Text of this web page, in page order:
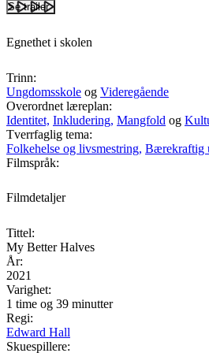
Se trailer
Egnethet i skolen
Trinn:
Ungdomsskole og Videregående
Overordnet læreplan:
Identitet, Inkludering, Mangfold og
Tverrfaglig tema:
Folkehelse og livsmestring, Bærekraftig
Filmspråk:
Filmdetaljer
Tittel:
My Better Halves
År:
2021
Varighet:
1 time og 39 minutter
Regi:
Edward Hall
Skuespillere: